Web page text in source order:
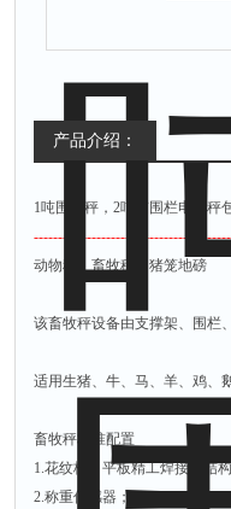
产品介绍：
1吨围栏秤，2吨带围栏电子秤
动物秤，畜牧秤，猪笼地磅
该畜牧秤设备由支撑架、围栏
适用生猪、牛、马、羊、鸡、
畜牧秤标准配置
1.花纹板、平板精工焊接，结
2.称重传感器；